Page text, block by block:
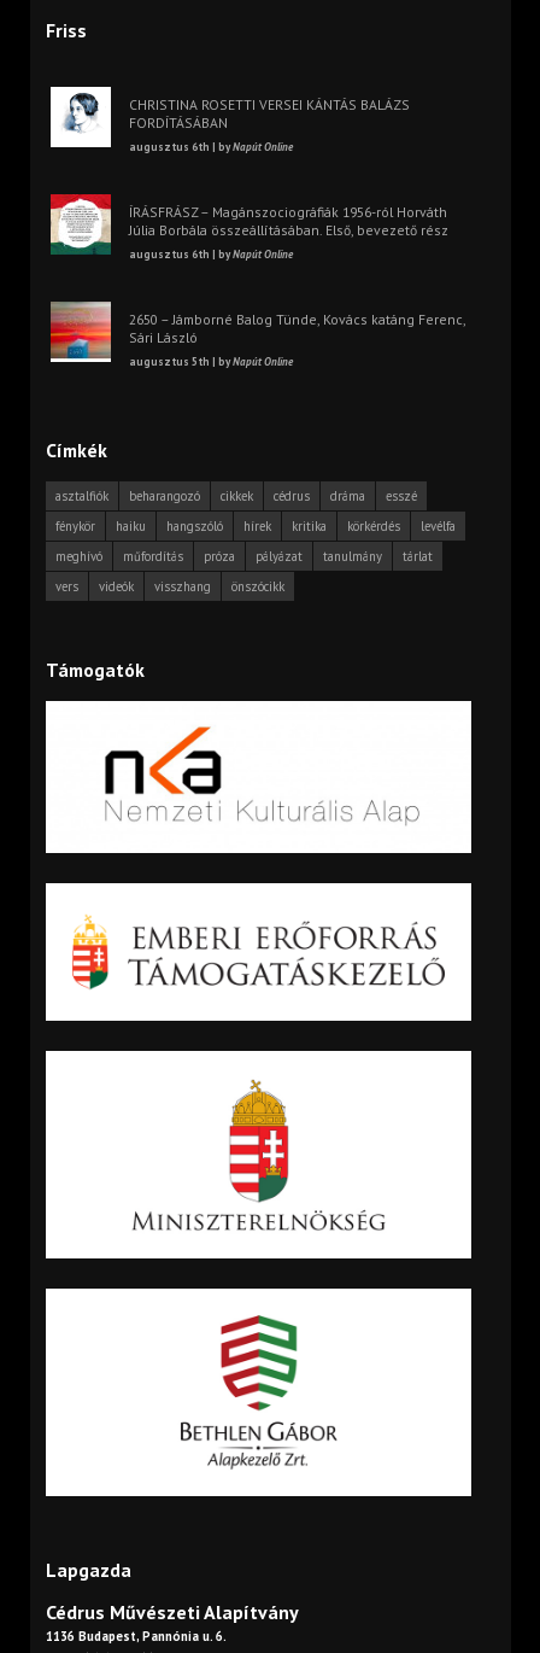
Friss
CHRISTINA ROSETTI VERSEI KÁNTÁS BALÁZS
FORDÍTÁSÁBAN
augusztus 6th | byNapút Online
ÍRÁSFRÁSZ – Magánszociográfiák 1956-ról Horváth
Júlia Borbála összeállításában. Első, bevezető rész
augusztus 6th | byNapút Online
2650 – Jámborné Balog Tünde, Kovács katáng Ferenc,
Sári László
augusztus 5th | byNapút Online
Címkék
asztalfiók beharangozó cikkek cédrus dráma
esszé
fénykör
haiku hangszóló hírek kritika körkérdés
levélfa
meghívó
műfordítás próza pályázat tanulmány
tárlat
vers
videók visszhang önszócikk
Támogatók
Lapgazda
Cédrus Művészeti Alapítvány
1136 Budapest, Pannónia u. 6.